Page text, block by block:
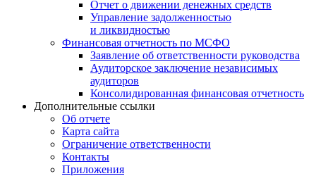
Отчет о движении денежных средств
Управление задолженностью
и ликвидностью
Финансовая отчетность по МСФО
Заявление об ответственности руководства
Аудиторское заключение независимых
аудиторов
Консолидированная финансовая отчетность
Дополнительные ссылки
Об отчете
Карта сайта
Ограничение ответственности
Контакты
Приложения